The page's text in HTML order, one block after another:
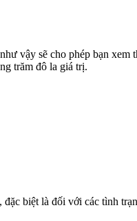
vậy sẽ cho phép bạn xem
trăm đô la giá trị.
biệt là đối với các tình